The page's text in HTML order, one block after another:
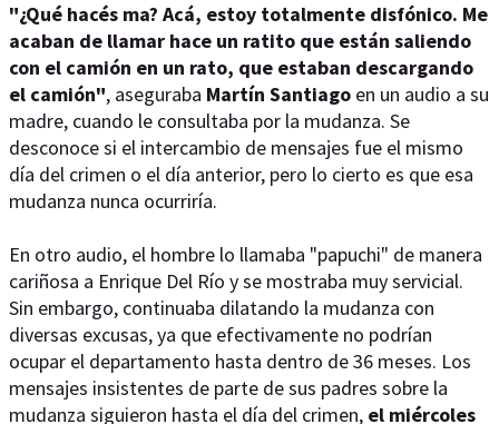
"¿Qué hacés ma? Acá, estoy totalmente disfónico. Me
acaban de llamar hace un ratito que están saliendo
con el camión en un rato, que estaban descargando
el camión", aseguraba Martín Santiago en un audio a su
madre, cuando le consultaba por la mudanza. Se
desconoce si el intercambio de mensajes fue el mismo
día del crimen o el día anterior, pero lo cierto es que esa
mudanza nunca ocurriría.
En otro audio, el hombre lo llamaba "papuchi" de manera
cariñosa a Enrique Del Río y se mostraba muy servicial.
Sin embargo, continuaba dilatando la mudanza con
diversas excusas, ya que efectivamente no podrían
ocupar el departamento hasta dentro de 36 meses. Los
mensajes insistentes de parte de sus padres sobre la
mudanza siguieron hasta el día del crimen, el miércoles